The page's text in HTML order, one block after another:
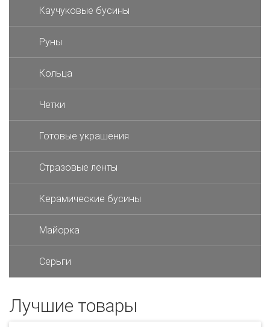
Каучуковые бусины
Руны
Кольца
Четки
Готовые украшения
Стразовые ленты
Керамические бусины
Майорка
Серьги
Лучшие товары